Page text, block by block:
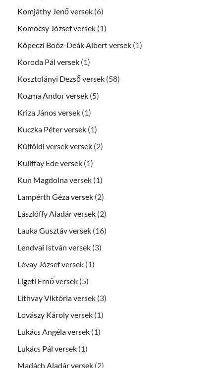
Komjáthy Jenő versek (6)
Komócsy József versek (1)
Köpeczi Boóz-Deák Albert versek (1)
Koroda Pál versek (1)
Kosztolányi Dezső versek (58)
Kozma Andor versek (5)
Kriza János versek (1)
Kuczka Péter versek (1)
Külföldi versek versek (2)
Kuliffay Ede versek (1)
Kun Magdolna versek (1)
Lampérth Géza versek (2)
Lászlóffy Aladár versek (2)
Lauka Gusztáv versek (16)
Lendvai István versek (3)
Lévay József versek (1)
Ligeti Ernő versek (5)
Lithvay Viktória versek (3)
Lovászy Károly versek (1)
Lukács Angéla versek (1)
Lukács Pál versek (1)
Madách Aladár versek (2)